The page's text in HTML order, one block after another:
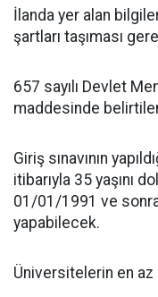
İlanda yer alan
şartları taşıması
657 sayılı Devlet
maddesinde
Giriş sınavının
itibarıyla 35 yaşını
01/01/1991 ve
yapabilecek.
Üniversitelerin en az